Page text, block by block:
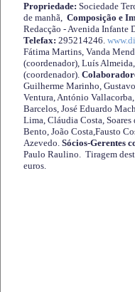
Propriedade: Sociedade
de manhã, Composição e
Redacção - Avenida Infante
Telefax: 295214246.
Fátima Martins, Vanda
(coordenador), Luís
(coordenador).
Guilherme Marinho,
Ventura, António
Barcelos, José Eduardo
Lima, Cláudia Costa,
Bento, João Costa,Fausto
Azevedo. Sócios-Gerentes
Paulo Raulino. Tiragem
euros.